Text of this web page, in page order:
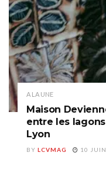
A LA UNE
Maison
entre les
Lyon
BY LCVMAG 10